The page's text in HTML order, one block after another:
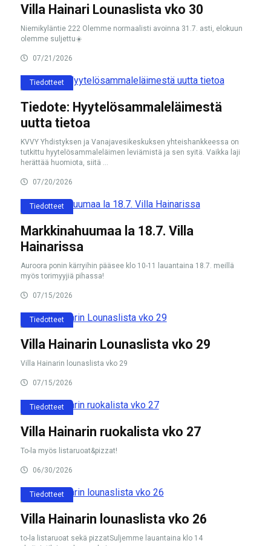
Villa Hainari Lounaslista vko 30
Niemikyläntie 222 Olemme normaalisti avoinna 31.7. asti, elokuun
olemme suljettu☀️
07/21/2026
Tiedotteet
Tiedote: Hyytelösammaleläimestä
uutta tietoa
KVVY Yhdistyksen ja Vanajavesikeskuksen yhteishankkeessa on
tutkittu hyytelösammaleläimen leviämistä ja sen syitä. Vaikka laji
herättää huomiota, siitä ...
07/20/2026
Tiedotteet
Markkinahuumaa la 18.7. Villa
Hainarissa
Auroora ponin kärryihin pääsee klo 10-11 lauantaina 18.7. meillä
myös torimyyjiä pihassa!
07/15/2026
Tiedotteet
Villa Hainarin Lounaslista vko 29
Villa Hainarin lounaslista vko 29
07/15/2026
Tiedotteet
Villa Hainarin ruokalista vko 27
To-la myös listaruoat&pizzat!
06/30/2026
Tiedotteet
Villa Hainarin lounaslista vko 26
to-la listaruoat sekä pizzatSuljemme lauantaina klo 14